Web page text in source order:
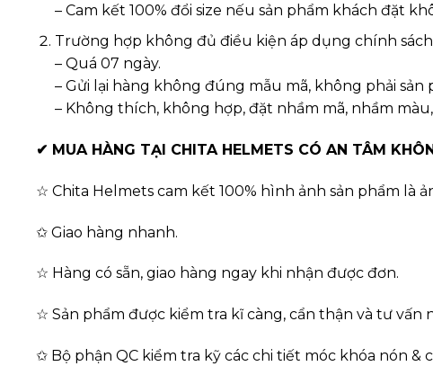
– Cam kết 100% đổi size nếu sản phẩm khách đặt
Trường hợp không đủ điều kiện áp dụng chính
– Quá 07 ngày.
– Gửi lại hàng không đúng mẫu mã, không phải sản
– Không thích, không hợp, đặt nhầm mã, nhầm
✔ MUA HÀNG TẠI CHITA HELMETS CÓ AN TÂM
☆ Chita Helmets cam kết 100% hình ảnh sản phẩm là
✩ Giao hàng nhanh.
☆ Hàng có sẵn, giao hàng ngay khi nhận được đơn.
☆ Sản phẩm được kiểm tra kĩ càng, cẩn thận và tư
✩ Bộ phận QC kiểm tra kỹ các chi tiết móc khóa nón